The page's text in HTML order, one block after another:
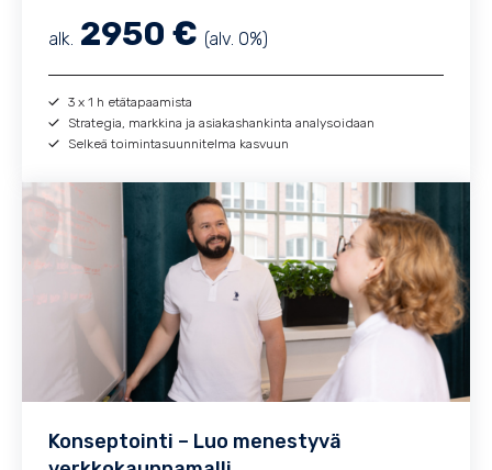
alk. 2950 € (alv. 0%)
3 x 1 h etätapaamista
Strategia, markkina ja asiakashankinta analysoidaan
Selkeä toimintasuunnitelma kasvuun
Konseptointi – Luo menestyvä